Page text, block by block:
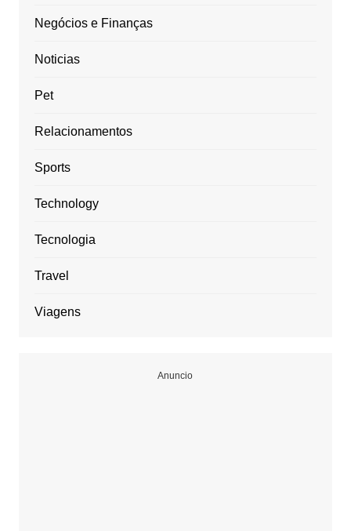
Negócios e Finanças
Noticias
Pet
Relacionamentos
Sports
Technology
Tecnologia
Travel
Viagens
Anuncio